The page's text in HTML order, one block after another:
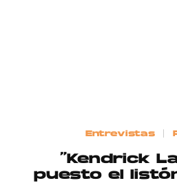
Publicidad
Entrevistas
“Kendrick
puesto el